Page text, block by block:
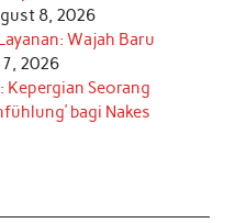
8, 2026
Wajah Baru
2026
Kepergian Seorang
bagi Nakes